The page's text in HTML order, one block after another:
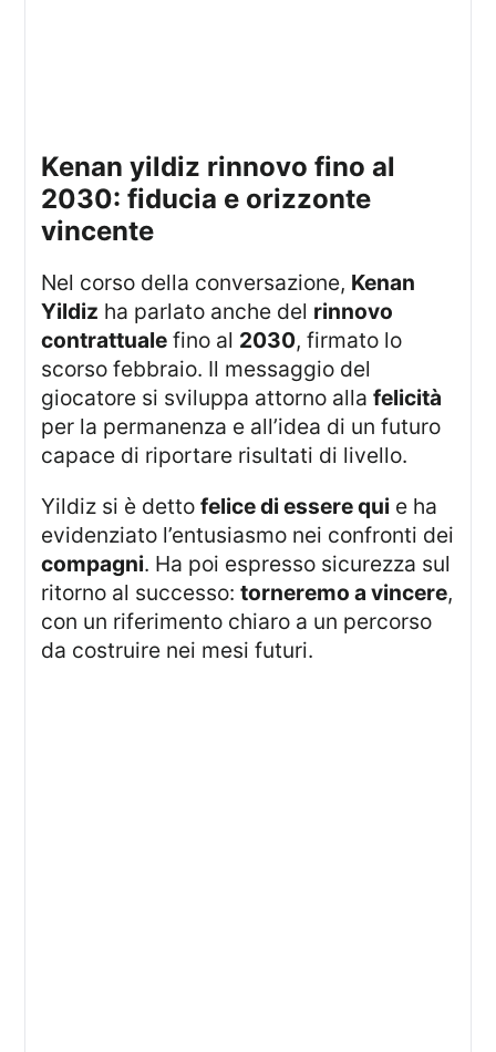
kenan yildiz rinnovo fino al
2030: fiducia e orizzonte
vincente
Nel corso della conversazione, Kenan
Yildiz ha parlato anche del rinnovo
contrattuale fino al 2030, firmato lo
scorso febbraio. Il messaggio del
giocatore si sviluppa attorno allafelicità
per la permanenza e all’idea di un futuro
capace di riportare risultati di livello.
Yildiz si è dettofelice di essere qui e ha
evidenziato l’entusiasmo nei confronti dei
compagni. Ha poi espresso sicurezza sul
ritorno al successo:torneremo a vincere,
con un riferimento chiaro a un percorso
da costruire nei mesi futuri.